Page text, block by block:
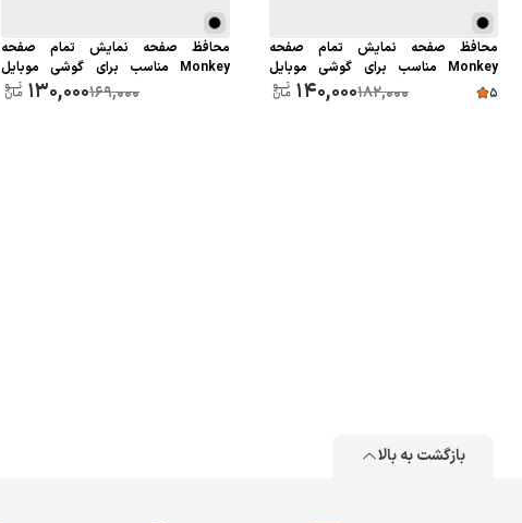
محافظ صفحه نمایش تمام صفحه
Monkey مناسب برای گوشی موبایل
شیائومی Poco X6 Pro
5
182,000
140,000
محافظ صفحه نمایش تمام صفحه
Monkey مناسب برای گوشی موبایل
169,000
130,000
بازگشت به بالا